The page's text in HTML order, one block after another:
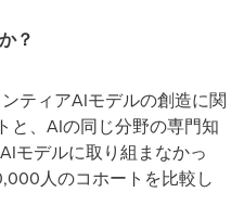
？
ティアAIモデルの創造に関
と、AIの同じ分野の専門知
モデルに取り組まなかっ
人のコホートを比較し